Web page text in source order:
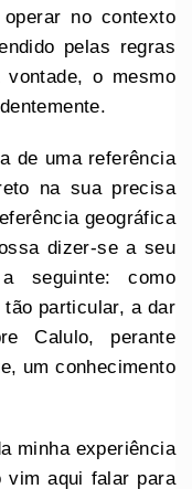
no contexto
pelas regras
o mesmo
de uma referência
na sua precisa
geográfica
dizer-se a seu
seguinte: como
particular, a dar
Calulo, perante
um conhecimento
minha experiência
vim aqui falar para